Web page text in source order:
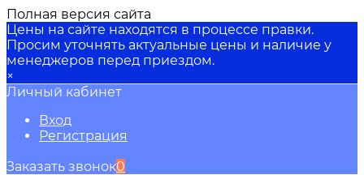
Полная версия сайта
Цены на сайте находятся в процессе правки.
Просим уточнять актуальные цены и наличие у
менеджеров перед приездом.
×
Личный кабинет
Вход
Регистрация
Заказать звонок0